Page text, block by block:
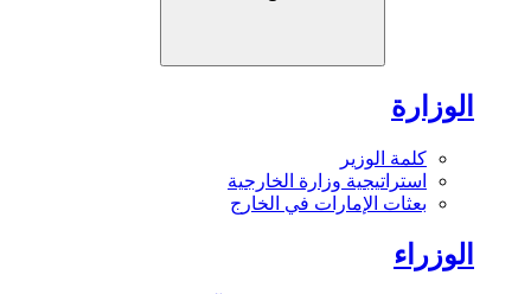
الوزارة
كلمة الوزير
استراتيجية وزارة الخارجية
بعثات الإمارات في الخارج
الوزراء